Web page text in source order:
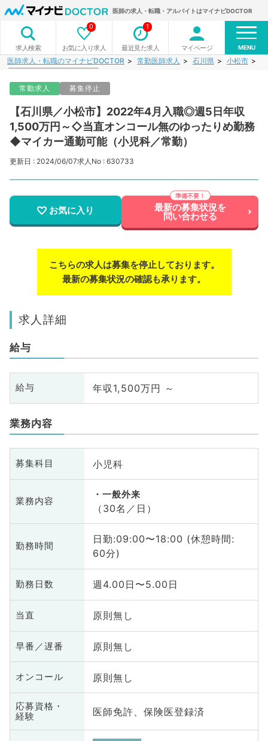
医師の求人・転職・アルバイトはマイナビDOCTOR
求人検索 お気に入り求人
0
最近見た求人
1
マイページ MENU
医師求人・転職のマイナビDOCTOR 常勤医師求人 石川県 小松市
常勤求人 募集停止
【石川県／小松市】2022年4月入職◎週5日年収
1,500万円～◇当直オンコール無のゆったりめ勤務
◆マイカー通勤可能（小児科／常勤）
更新日 : 2024/06/07求人No : 630733
お気に入り 最新の募集状況を
問い合わせる
こちらの求人は募集を停止しております。
最新の募集状況の確認も承ります。
求人詳細
給与
給与 年収1,500万円 ～
業務内容
募集科目 小児科
業務内容
一般外来
（30名／日）
勤務時間
日勤:09:00〜18:00 (休憩時間:
60分)
勤務日数 週4.00日〜5.00日
当直 原則無し
早番／遅番 原則無し
オンコール 原則無し
応募資格・
経験
医師免許、保険医登録済